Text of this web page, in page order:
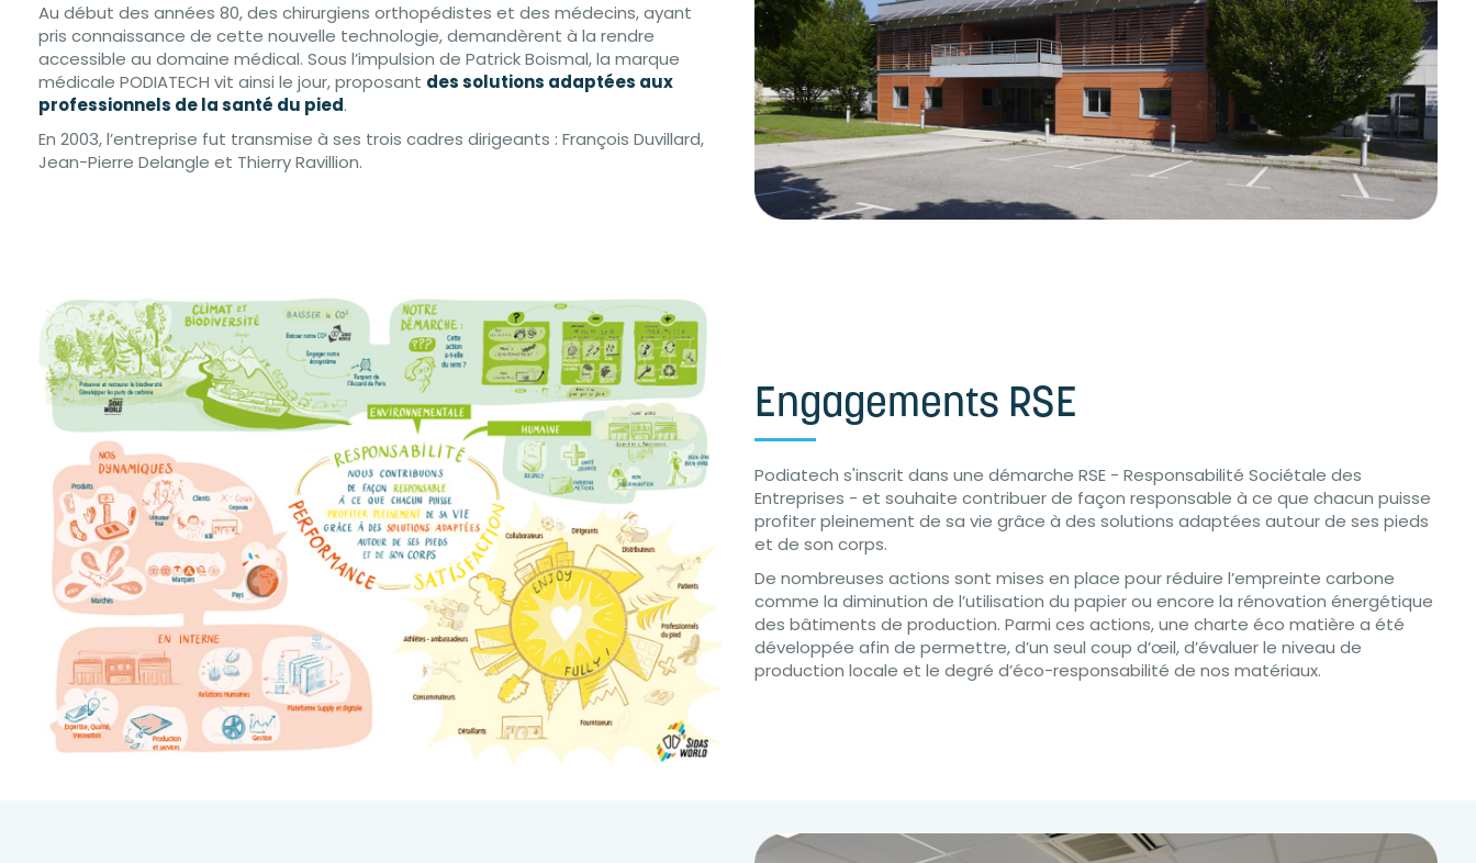
Au début des années 80, des chirurgiens orthopédistes et des médecins, ayant
pris connaissance de cette nouvelle technologie, demandèrent à la rendre
accessible au domaine médical. Sous l’impulsion de Patrick Boismal, la marque
médicale PODIATECH vit ainsi le jour, proposant des solutions adaptées aux
professionnels de la santé du pied.
En 2003, l’entreprise fut transmise à ses trois cadres dirigeants : François Duvillard,
Jean-Pierre Delangle et Thierry Ravillion.
Engagements RSE
Podiatech s'inscrit dans une démarche RSE - Responsabilité Sociétale des
Entreprises - et souhaite contribuer de façon responsable à ce que chacun puisse
profiter pleinement de sa vie grâce à des solutions adaptées autour de ses pieds
et de son corps.
De nombreuses actions sont mises en place pour réduire l’empreinte carbone
comme la diminution de l’utilisation du papier ou encore la rénovation énergétique
des bâtiments de production. Parmi ces actions, une charte éco matière a été
développée afin de permettre, d’un seul coup d’œil, d’évaluer le niveau de
production locale et le degré d’éco-responsabilité de nos matériaux.